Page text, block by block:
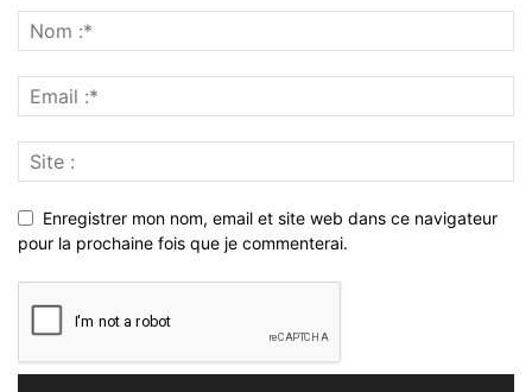
Enregistrer mon nom, email et site web dans ce navigateur
pour la prochaine fois que je commenterai.